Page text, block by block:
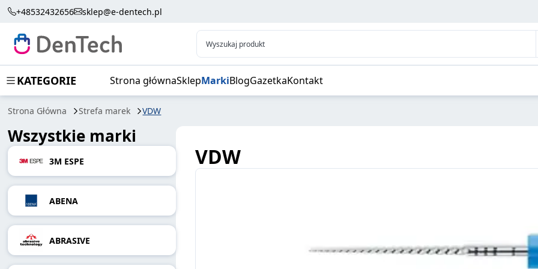
+48532432656 sklep@e-dentech.pl
Wyszukaj produkt
KATEGORIE Strona głównaSklepMarkiBlogGazetkaKontakt
Strona Główna Strefa marek VDW
VDW
Wszystkie marki
3M ESPE
ABENA
ABRASIVE